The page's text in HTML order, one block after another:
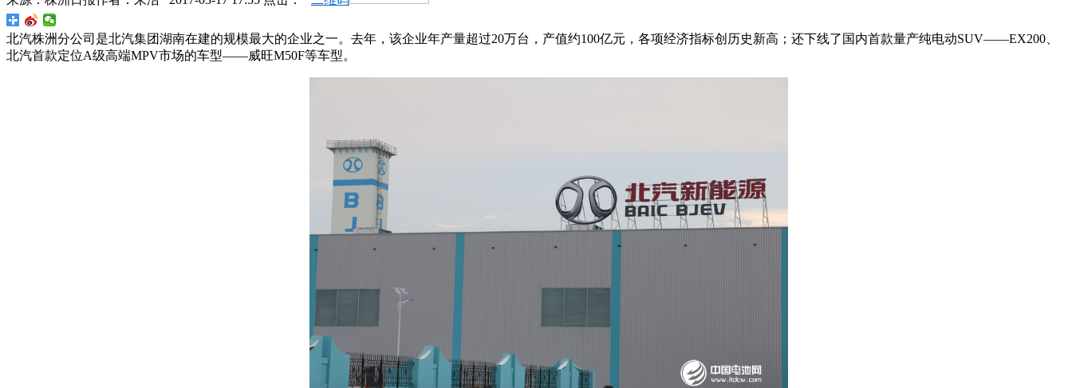
北汽株洲分公司是北汽集团湖南在建的规模最大的企业之一。去年，该企业年产量超过20万台，产值约100亿元，各项经济指标创历史新高；还下线了国内首款量产纯电动SUV——EX200、
北汽首款定位A级高端MPV市场的车型——威旺M50F等车型。